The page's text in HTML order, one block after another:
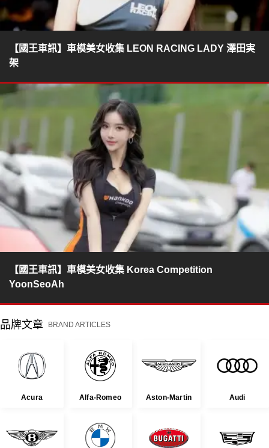
【國王車訊】車模美女收集 LEON RACING LADY 澤田実
架
【國王車訊】車模美女收集 Korea Competition
YoonSeoAh
品牌文章 BRAND ARTICLES
Acura Alfa-Romeo Aston-Martin Audi